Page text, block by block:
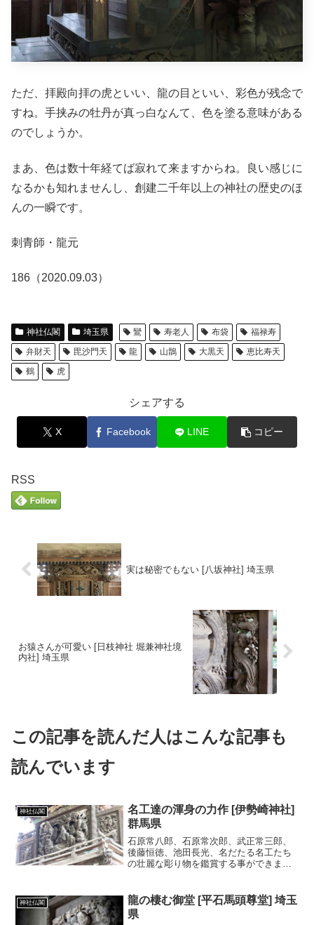
ただ、拝殿向拝の虎といい、龍の目といい、彩色が残念で
すね。手挟みの牡丹が真っ白なんて、色を塗る意味がある
のでしょうか。
まあ、色は数十年経てば寂れて来ますからね。良い感じに
なるかも知れませんし、創建二千年以上の神社の歴史のほ
んの一瞬です。
刺青師・龍元
186（2020.09.03）
神社仏閣 埼玉県 鸞 寿老人 布袋
福禄寿
弁財天
毘沙門天 龍 山鵲 大黒天
恵比寿天
鶴
虎
シェアする
X Facebook LINE コピー
RSS
実は秘密でもない [八坂神社] 埼玉県
お猿さんが可愛い [日枝神社 堀兼神社境
内社] 埼玉県
この記事を読んだ人はこんな記事も
読んでいます
神社仏閣
名工達の渾身の力作 [伊勢崎神社]
群馬県
石原常八郎、石原常次郎、武正常三郎、
後藤恒徳、池田長光、名だたる名工たち
の壮麗な彫り物を鑑賞する事ができま
神社仏閣
龍の棲む御堂 [平石馬頭尊堂] 埼玉
県